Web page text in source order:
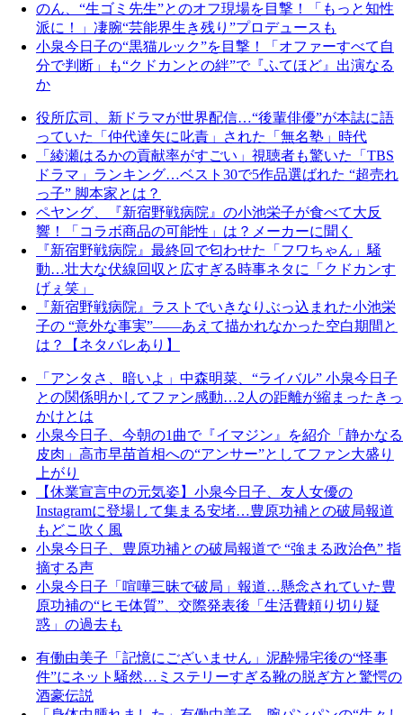
のん、“生ゴミ先生”とのオフ現場を目撃！「もっと知性
派に！」凄腕“芸能界生き残り”プロデュースも
小泉今日子の“黒猫ルック”を目撃！「オファーすべて自
分で判断」も“クドカンとの絆”で『ふてほど』出演なる
か
役所広司、新ドラマが世界配信…“後輩俳優”が本誌に語
っていた「仲代達矢に叱責」された「無名塾」時代
「綾瀬はるかの貢献率がすごい」視聴者も驚いた「TBS
ドラマ」ランキング…ベスト30で5作品選ばれた “超売れ
っ子” 脚本家とは？
ペヤング、『新宿野戦病院』の小池栄子が食べて大反
響！「コラボ商品の可能性」は？メーカーに聞く
『新宿野戦病院』最終回で匂わせた「フワちゃん」騒
動…壮大な伏線回収と広すぎる時事ネタに「クドカンす
げぇ笑」
『新宿野戦病院』ラストでいきなりぶっ込まれた小池栄
子の “意外な事実”――あえて描かれなかった空白期間と
は？【ネタバレあり】
「アンタさ、暗いよ」中森明菜、“ライバル” 小泉今日子
との関係明かしてファン感動…2人の距離が縮まったきっ
かけとは
小泉今日子、今朝の1曲で『イマジン』を紹介「静かなる
皮肉」高市早苗首相への“アンサー”としてファン大盛り
上がり
【休業宣言中の元気姿】小泉今日子、友人女優の
Instagramに登場して集まる安堵…豊原功補との破局報道
もどこ吹く風
小泉今日子、豊原功補との破局報道で “強まる政治色” 指
摘する声
小泉今日子「喧嘩三昧で破局」報道…懸念されていた豊
原功補の“ヒモ体質”、交際発表後「生活費頼り切り疑
惑」の過去も
有働由美子「記憶にございません」泥酔帰宅後の“怪事
件”にネット騒然…ミステリーすぎる靴の脱ぎ方と驚愕の
酒豪伝説